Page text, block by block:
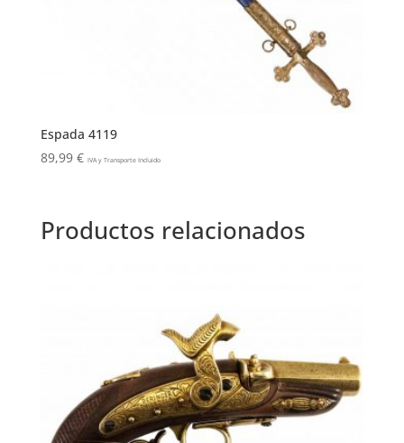
Espada 4119
89,99 € IVA y Transporte Incluido
Productos relacionados